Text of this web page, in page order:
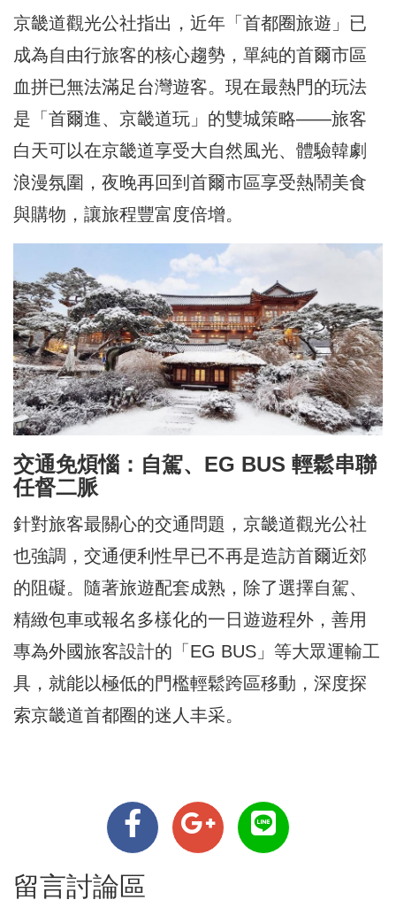
京畿道觀光公社指出，近年「首都圈旅遊」已
成為自由行旅客的核心趨勢，單純的首爾市區
血拼已無法滿足台灣遊客。現在最熱門的玩法
是「首爾進、京畿道玩」的雙城策略——旅客
白天可以在京畿道享受大自然風光、體驗韓劇
浪漫氛圍，夜晚再回到首爾市區享受熱鬧美食
與購物，讓旅程豐富度倍增。
交通免煩惱：自駕、EG BUS 輕鬆串聯
任督二脈
針對旅客最關心的交通問題，京畿道觀光公社
也強調，交通便利性早已不再是造訪首爾近郊
的阻礙。隨著旅遊配套成熟，除了選擇自駕、
精緻包車或報名多樣化的一日遊遊程外，善用
專為外國旅客設計的「EG BUS」等大眾運輸工
具，就能以極低的門檻輕鬆跨區移動，深度探
索京畿道首都圈的迷人丰采。
留言討論區